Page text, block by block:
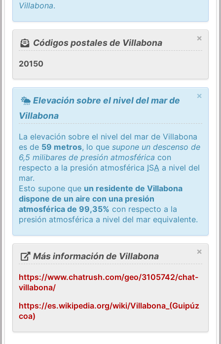
Villabona.
×
Códigos postales de Villabona
20150
×
Elevación sobre el nivel del mar de
Villabona
La elevación sobre el nivel del mar de Villabona
es de 59 metros, lo quesupone un descenso de
6,5 milibares de presión atmosférica con
respecto a la presión atmosférica ISA a nivel del
mar.
Esto supone que un residente de Villabona
dispone de un aire con una presión
atmosférica de 99,35% con respecto a la
presión atmosférica a nivel del mar equivalente.
×
Más información de Villabona
https://www.chatrush.com/geo/3105742/chat-
villabona/
https://es.wikipedia.org/wiki/Villabona_(Guipúz
coa)